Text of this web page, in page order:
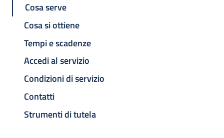
Cosa serve
Cosa si ottiene
Tempi e scadenze
Accedi al servizio
Condizioni di servizio
Contatti
Strumenti di tutela